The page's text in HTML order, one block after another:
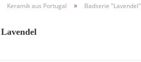
Keramik aus Portugal » Badserie "Lavendel"